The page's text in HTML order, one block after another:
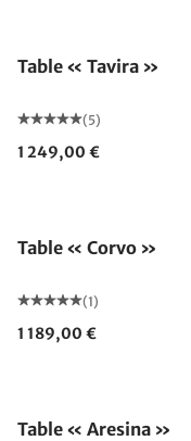
Table « Tavira »
(5)
1 249,00 €
Table « Corvo »
(1)
1 189,00 €
Table « Aresina »